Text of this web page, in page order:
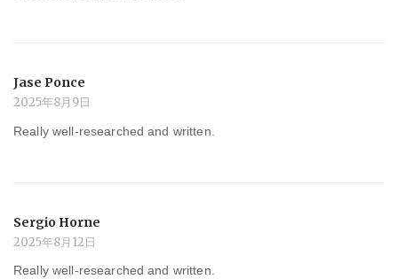
Jase Ponce
2025年8月9日
Really well-researched and written.
Sergio Horne
2025年8月12日
Really well-researched and written.